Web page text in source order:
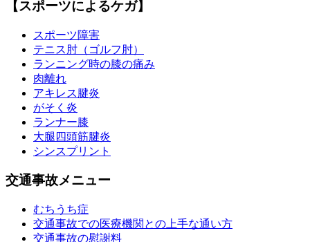
【スポーツによるケガ】
スポーツ障害
テニス肘（ゴルフ肘）
ランニング時の膝の痛み
肉離れ
アキレス腱炎
がそく炎
ランナー膝
大腿四頭筋腱炎
シンスプリント
交通事故メニュー
むちうち症
交通事故での医療機関との上手な通い方
交通事故の慰謝料